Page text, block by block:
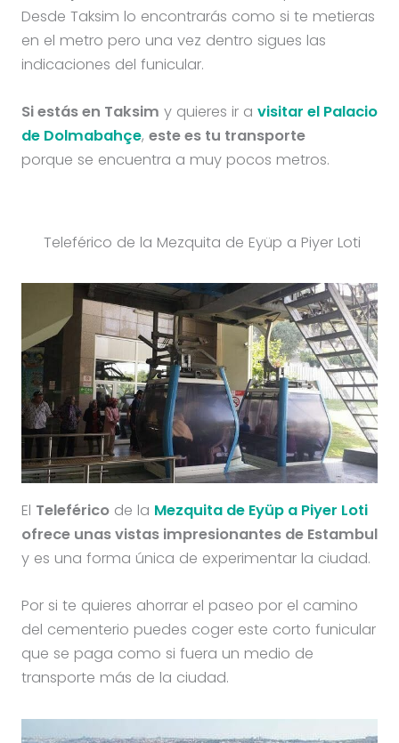
Desde Taksim lo encontrarás como si te metieras
en el metro pero una vez dentro sigues las
indicaciones del funicular.
Si estás en Taksim y quieres ir a visitar el Palacio
de Dolmabahçe, este es tu transporte
porque se encuentra a muy pocos metros.
Teleférico de la Mezquita de Eyüp a Piyer Loti
El Teleféricode la Mezquita de Eyüp a Piyer Loti
ofrece unas vistas impresionantes de Estambul
y es una forma única de experimentar la ciudad.
Por si te quieres ahorrar el paseo por el camino
del cementerio puedes coger este corto funicular
que se paga como si fuera un medio de
transporte más de la ciudad.